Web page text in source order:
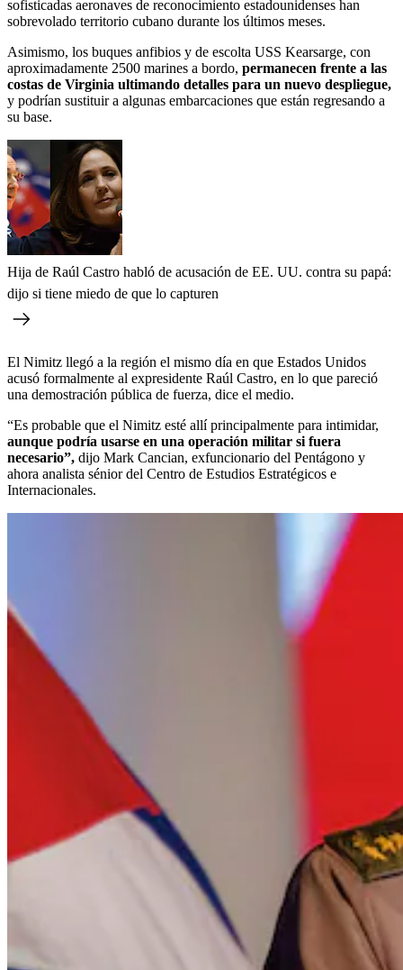
sofisticadas aeronaves de reconocimiento estadounidenses han
sobrevolado territorio cubano durante los últimos meses.
Asimismo, los buques anfibios y de escolta USS Kearsarge, con
aproximadamente 2500 marines a bordo, permanecen frente a las
costas de Virginia ultimando detalles para un nuevo despliegue,
y podrían sustituir a algunas embarcaciones que están regresando a
su base.
Hija de Raúl Castro habló de acusación de EE. UU. contra su papá:
dijo si tiene miedo de que lo capturen
El Nimitz llegó a la región el mismo día en que Estados Unidos
acusó formalmente al expresidente Raúl Castro, en lo que pareció
una demostración pública de fuerza, dice el medio.
“Es probable que el Nimitz esté allí principalmente para intimidar,
aunque podría usarse en una operación militar si fuera
necesario”, dijo Mark Cancian, exfuncionario del Pentágono y
ahora analista sénior del Centro de Estudios Estratégicos e
Internacionales.